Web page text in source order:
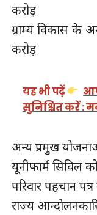
करोड़
ग्राम्य विकास के
करोड़
यह भी पढ़ें
सुनिश्चित करें :
अन्य प्रमुख
यूनीफार्म सिविल
परिवार पहचान
राज्य